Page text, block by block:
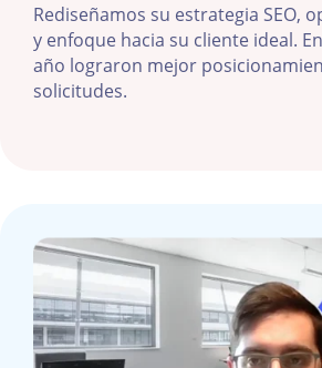
Rediseñamos su estrategia SEO,
y enfoque hacia su cliente ideal.
año lograron mejor
solicitudes.